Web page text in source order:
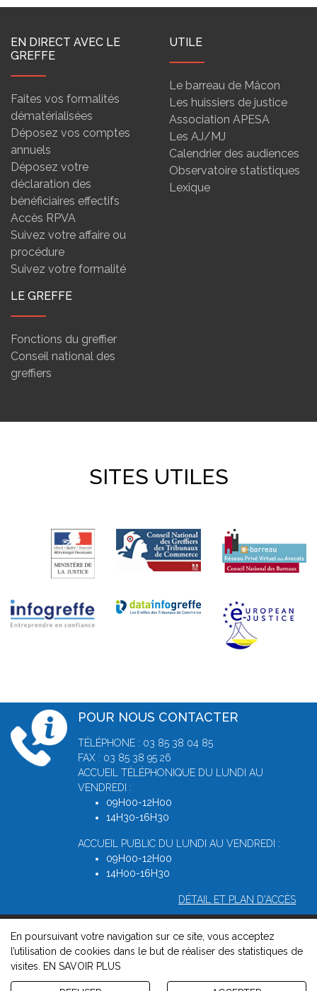
EN DIRECT AVEC LE
GREFFE
Faites vos formalités
dématérialisées
Déposez vos comptes
annuels
Déposez votre
déclaration des
bénéficiaires effectifs
Accès RPVA
Suivez votre affaire ou
procédure
Suivez votre formalité
UTILE
Le barreau de Mâcon
Les huissiers de justice
Association APESA
Les AJ/MJ
Calendrier des audiences
Observatoire statistiques
Lexique
LE GREFFE
Fonctions du greffier
Conseil national des
greffiers
SITES UTILES
POUR NOUS CONTACTER
TÉLÉPHONE : 03 85 38 04 85
FAX : 03 85 38 95 26
ACCUEIL TÉLÉPHONIQUE DU LUNDI AU
VENDREDI :
09H00-12H00
14H30-16H30
ACCUEIL PUBLIC DU LUNDI AU VENDREDI :
09H00-12H00
14H00-16H30
DÉTAIL ET PLAN D'ACCÈS
© 2026, Greffe du Tribunal de Commerce de Macon -Mentions
légales-Contact -Gestion des cookies -Politique de
confidentialité et de cookies
Version : 1.8.1
En poursuivant votre navigation sur ce site, vous acceptez
l’utilisation de cookies dans le but de réaliser des statistiques de
visites.
EN SAVOIR PLUS